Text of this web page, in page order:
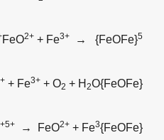
FeO2+ + Fe3+ → {FeOFe}5+
+ Fe3+ + O2+ H2
5+ → FeO2+ + Fe3+